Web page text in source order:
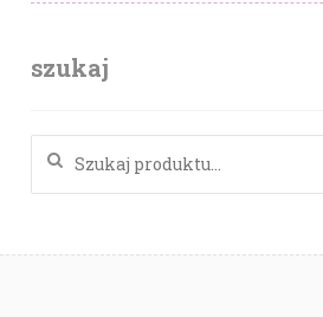
szukaj
Szukaj: